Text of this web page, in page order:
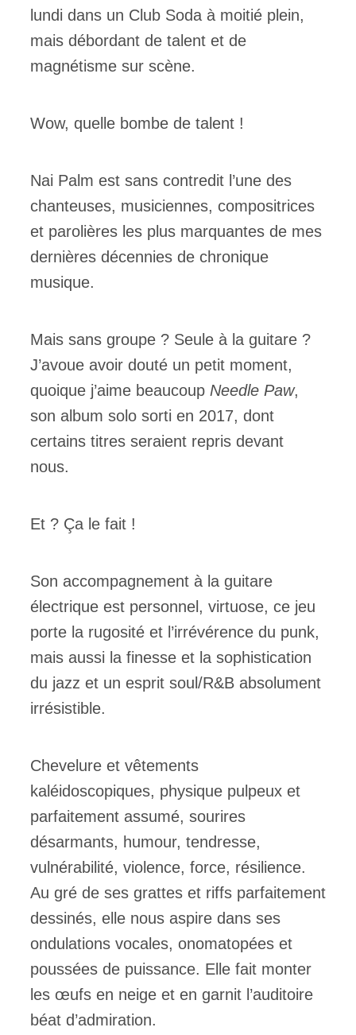
lundi dans un Club Soda à moitié plein,
mais débordant de talent et de
magnétisme sur scène.
Wow, quelle bombe de talent !
Nai Palm est sans contredit l’une des
chanteuses, musiciennes, compositrices
et parolières les plus marquantes de mes
dernières décennies de chronique
musique.
Mais sans groupe ? Seule à la guitare ?
J’avoue avoir douté un petit moment,
quoique j’aime beaucoup Needle Paw,
son album solo sorti en 2017, dont
certains titres seraient repris devant
nous.
Et ? Ça le fait !
Son accompagnement à la guitare
électrique est personnel, virtuose, ce jeu
porte la rugosité et l’irrévérence du punk,
mais aussi la finesse et la sophistication
du jazz et un esprit soul/R&B absolument
irrésistible.
Chevelure et vêtements
kaléidoscopiques, physique pulpeux et
parfaitement assumé, sourires
désarmants, humour, tendresse,
vulnérabilité, violence, force, résilience.
Au gré de ses grattes et riffs parfaitement
dessinés, elle nous aspire dans ses
ondulations vocales, onomatopées et
poussées de puissance. Elle fait monter
les œufs en neige et en garnit l’auditoire
béat d’admiration.